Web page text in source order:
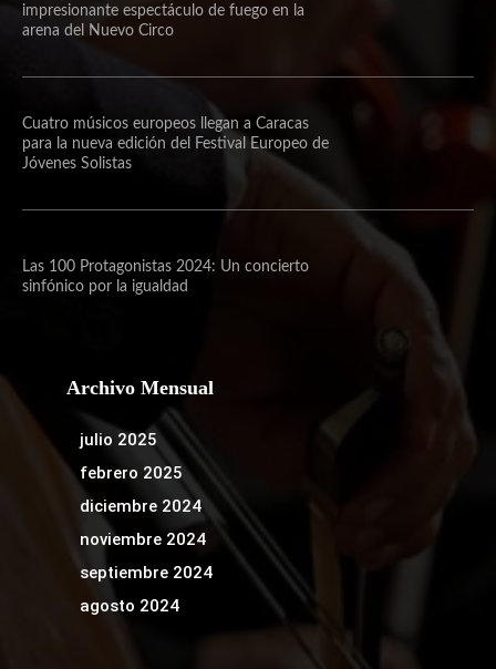
impresionante espectáculo de fuego en la
arena del Nuevo Circo
Cuatro músicos europeos llegan a Caracas
para la nueva edición del Festival Europeo de
Jóvenes Solistas
Las 100 Protagonistas 2024: Un concierto
sinfónico por la igualdad
Archivo Mensual
julio 2025
febrero 2025
diciembre 2024
noviembre 2024
septiembre 2024
agosto 2024